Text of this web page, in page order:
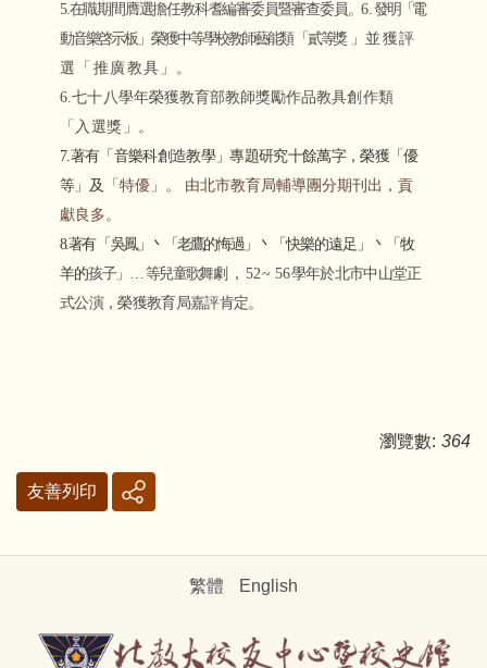
5.在職期間膺選擔任教科耆編審委員暨審查委員。6.發明「電
動音樂啓示板」 榮獲中等學校教師藝能類 「貳等獎」 並獲評
選「推廣教具 」 。
6.七十 八學年榮獲教育部教師獎勵作品教具創作類
「入選獎」 。
7.著有「音樂科創造教學」專題研究十餘萬字，榮獲「優
等」 及
「特優」。 由北市教育局輔導團分期刊出，貢
獻良多。
8.著有 「吳鳳」丶「老鷹的悔過」
丶「快樂的遠足」丶「牧
羊的孩子」… 等兒童歌舞劇 ， 52~ 56學年於北市中山堂正
式公演，榮獲教育局嘉評肯定。
瀏覽數: 364
友善列印
繁體 English